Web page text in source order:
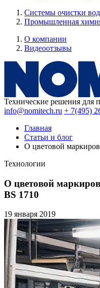
Системы очистки
Промышленная
О компании
Видеоотзывы
Технические решения для
info@nomitech.ru + 7(495)
Главная
Статьи и блог
О цветовой
Технологии
О цветовой
BS 1710
19 января 2019